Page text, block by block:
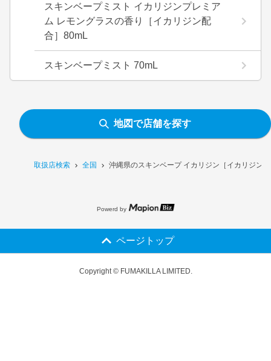
取扱店検索 全国 沖縄県のスキンベープ イカリジン［イカリジン
スキンベープミスト イカリジンプレミア
ム レモングラスの香り［イカリジン配
合］80mL
スキンベープミスト 70mL
地図で店舗を探す
Powerd by
ページトップ
Copyright © FUMAKILLA LIMITED.